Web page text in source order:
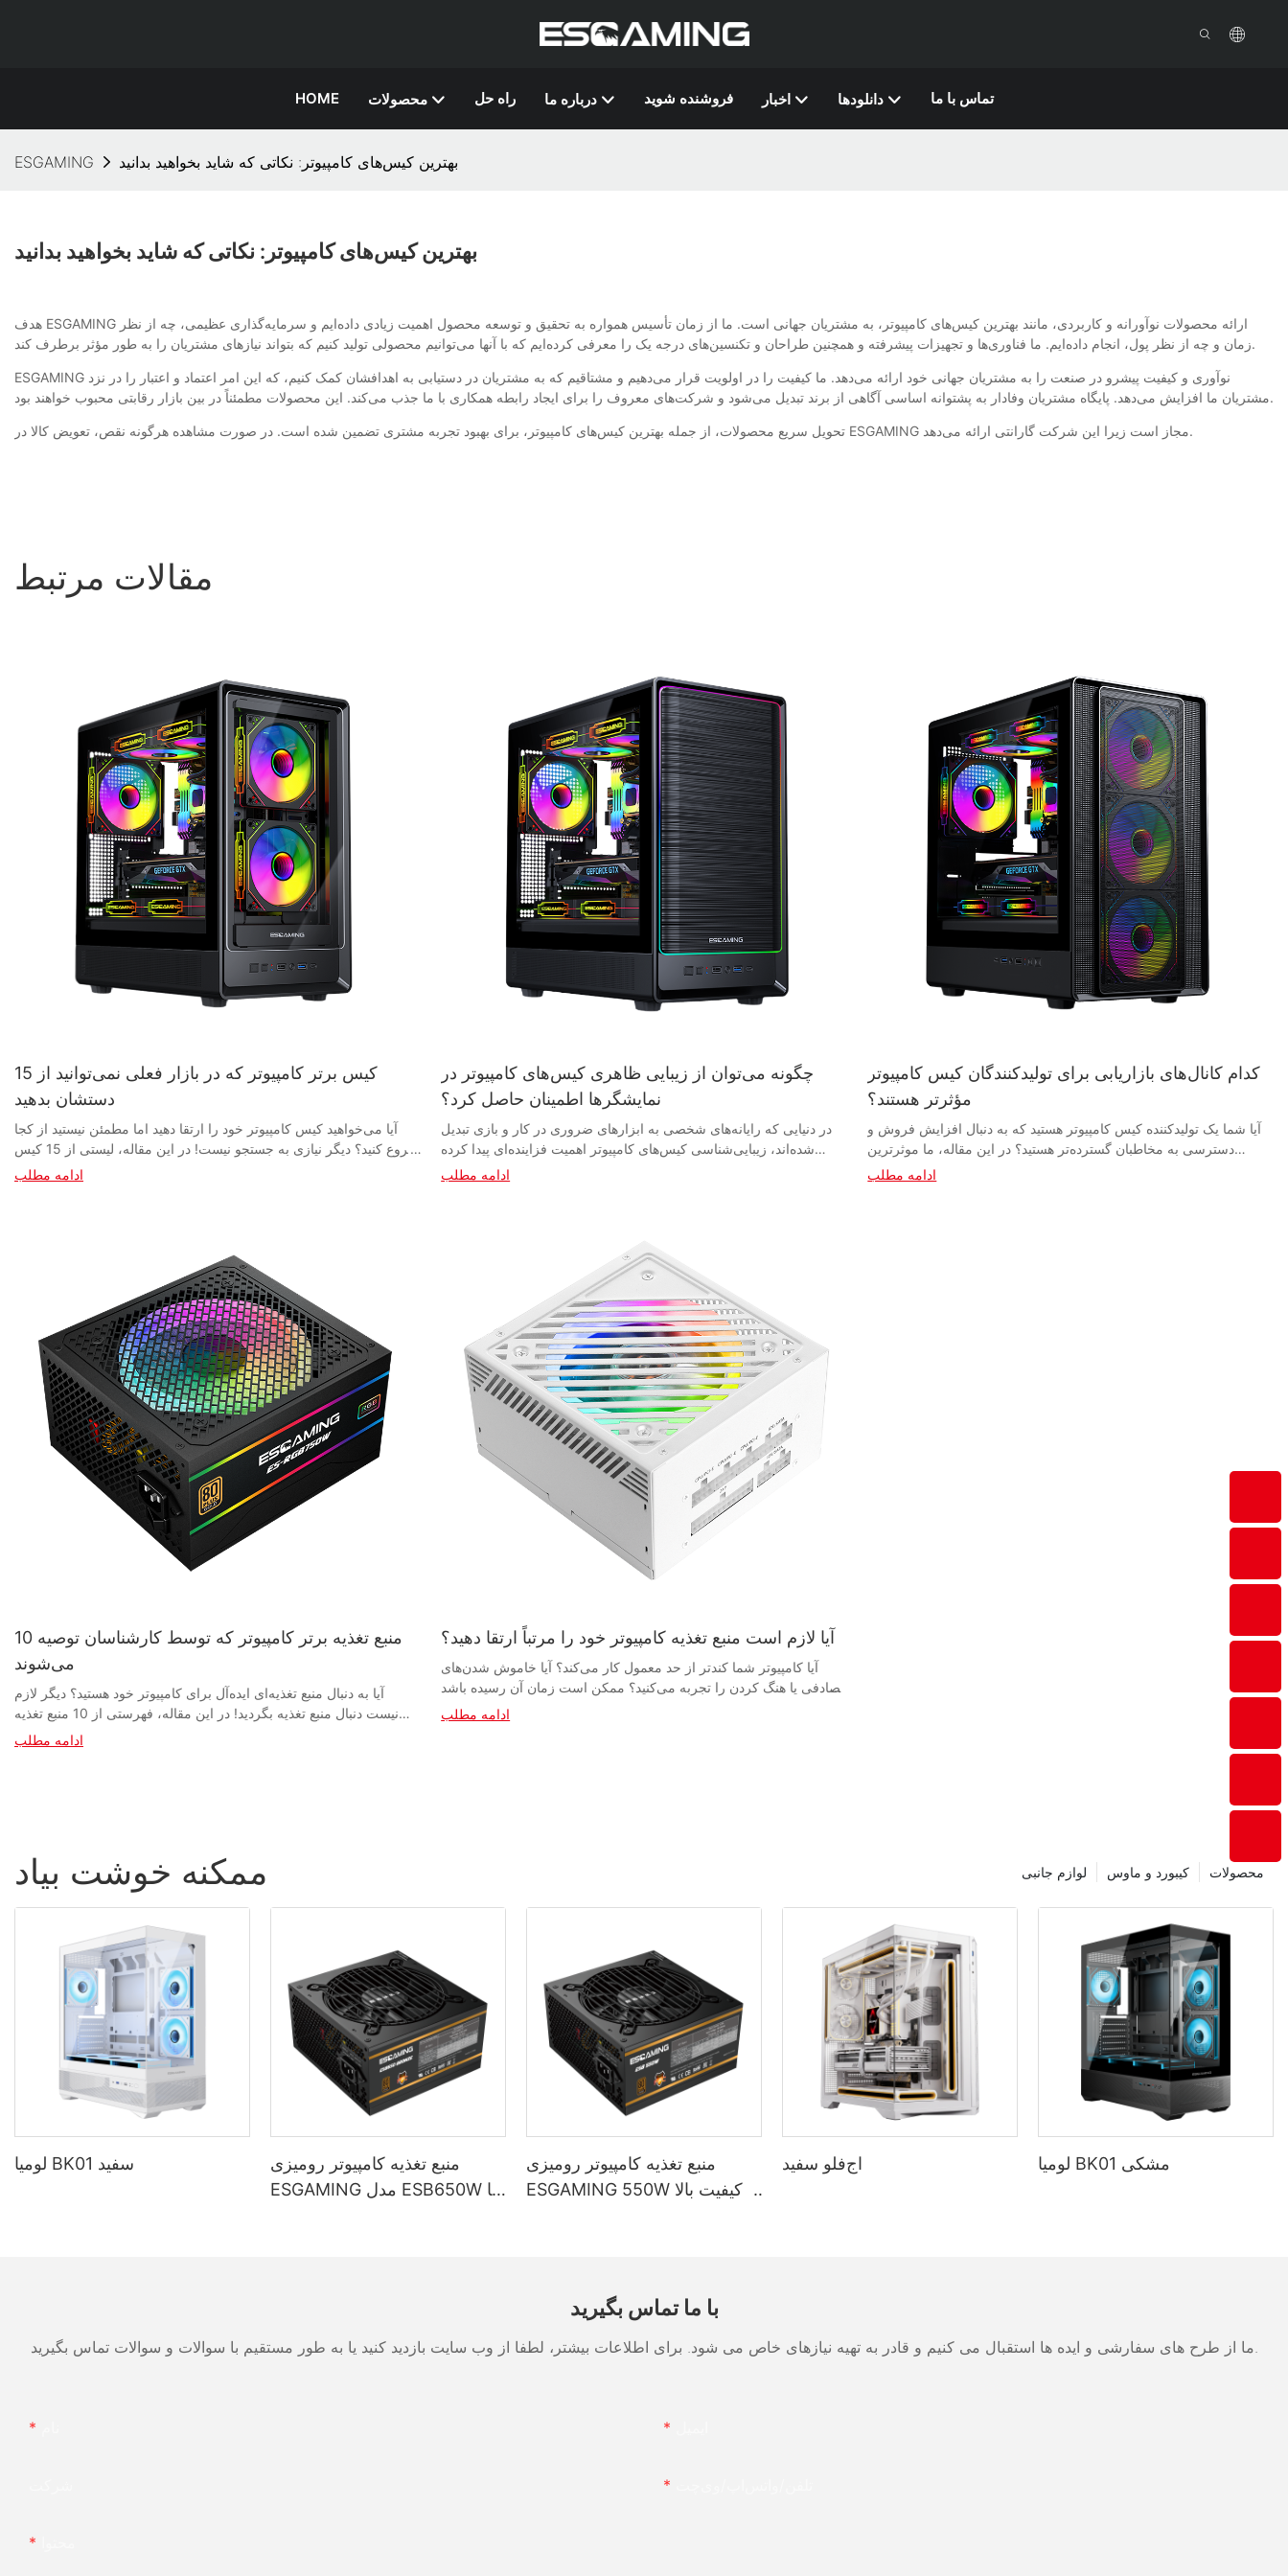
HOME محصولات راه حل درباره ما فروشنده شوید اخبار دانلودها تماس با ما
ESGAMING بهترین کیس‌های کامپیوتر: نکاتی که شاید بخواهید بدانید
بهترین کیس‌های کامپیوتر: نکاتی که شاید بخواهید بدانید
هدف ESGAMING ارائه محصولات نوآورانه و کاربردی، مانند بهترین کیس‌های کامپیوتر، به مشتریان جهانی است. ما از زمان تأسیس همواره به تحقیق و توسعه محصول اهمیت زیادی داده‌ایم و سرمایه‌گذاری عظیمی، چه از نظر
زمان و چه از نظر پول، انجام داده‌ایم. ما فناوری‌ها و تجهیزات پیشرفته و همچنین طراحان و تکنسین‌های درجه یک را معرفی کرده‌ایم که با آنها می‌توانیم محصولی تولید کنیم که بتواند نیازهای مشتریان را به طور مؤثر برطرف کند.
ESGAMING نوآوری و کیفیت پیشرو در صنعت را به مشتریان جهانی خود ارائه می‌دهد. ما کیفیت را در اولویت قرار می‌دهیم و مشتاقیم که به مشتریان در دستیابی به اهدافشان کمک کنیم، که این امر اعتماد و اعتبار را در نزد
مشتریان ما افزایش می‌دهد. پایگاه مشتریان وفادار به پشتوانه اساسی آگاهی از برند تبدیل می‌شود و شرکت‌های معروف را برای ایجاد رابطه همکاری با ما جذب می‌کند. این محصولات مطمئناً در بین بازار رقابتی محبوب خواهند بود.
تحویل سریع محصولات، از جمله بهترین کیس‌های کامپیوتر، برای بهبود تجربه مشتری تضمین شده است. در صورت مشاهده هرگونه نقص، تعویض کالا در ESGAMING مجاز است زیرا این شرکت گارانتی ارائه می‌دهد.
مقالات مرتبط
15 کیس برتر کامپیوتر که در بازار فعلی نمی‌توانید از
دستشان بدهید
آیا می‌خواهید کیس کامپیوتر خود را ارتقا دهید اما مطمئن نیستید از کجا شروع کنید؟ دیگر نیازی به جستجو نیست! در این مقاله، لیستی از 15 کیس برتر کامپیوتر را گردآوری کرده‌ایم که در بازار فعلی مطلقاً نمی‌توانید از دستشان بدهید. از طراحی‌های شیک و زیبا گرفته تا ویژگی‌ها و عملکردهای نوآورانه، این کیس‌ها مطمئناً تنظیمات کامپیوتر شما را به سطح بالاتری می‌برند. چه یک گیمر حرفه‌ای باشید، چه یک تولیدکننده محتوا یا صرفاً به دنبال ارتقاء ایستگاه کاری خود، در این لیست برای همه چیزی وجود دارد. پس، بنشینید، استراحت کنید و اجازه دهید ما شما را در مورد بهترین کیس‌های کامپیوتر موجود در بازار راهنمایی کنیم. - راهنمای انتخاب بهترین کیس کامپیوتر متناسب با نیازهای شما وقتی صحبت از ساخت یک کامپیوتر شخصی می‌شود، انتخاب کیس مناسب به اندازه انتخاب اجزایی که درون آن قرار می‌گیرند، مهم است. یک کیس کامپیوتر خوب نه تنها اجزای شما را ایمن و خنک نگه می‌دارد، بلکه به زیبایی کلی سیستم شما نیز می‌افزاید. با وجود گزینه‌های بسیار زیاد موجود در بازار فعلی، انتخاب بهترین کیس متناسب با نیازهایتان می‌تواند بسیار دشوار باشد. به همین دلیل ما لیستی از 15 کیس برتر کامپیوتر شخصی را گردآوری کرده‌ایم که به سادگی نمی‌توانید از آنها چشم‌پوشی کنید. هنگام انتخاب کیس کامپیوتر، عوامل مختلفی باید در نظر گرفته شوند. اول و مهمتر از همه، باید به اندازه سیستم خود فکر کنید. اگر قطعات زیادی دارید یا قصد دارید در آینده سیستم خود را ارتقا دهید، به کیس بزرگتری نیاز دارید که بتواند همه چیز را در خود جای دهد. از طرف دیگر، اگر در حال ساخت یک کامپیوتر جمع و جور هستید یا فضای محدودی دارید، یک کیس کوچکتر ممکن است مناسب تر باشد. یکی دیگر از عوامل مهم که باید در نظر گرفته شود، جریان هوا است. جریان هوای مناسب برای خنک نگه داشتن و عملکرد روان قطعات شما ضروری است. به دنبال کیس‌هایی با تهویه مناسب، تعداد زیادی پایه فن و فضای کافی برای خنک‌کننده CPU باشید. برخی از کیس‌ها همچنین دارای فیلترهای گرد و غبار داخلی هستند تا از تجمع گرد و غبار جلوگیری کرده و سیستم شما را تمیز نگه دارند. البته، زیبایی‌شناسی نیز هنگام انتخاب کیس کامپیوتر مهم است. با وجود گزینه‌های بسیار زیاد موجود، می‌توانید کیسی را پیدا کنید که با سبک شخصی شما مطابقت داشته باشد، چه ظاهری براق و مینیمالیستی را ترجیح دهید و چه طراحی جسورانه و چشم‌نواز. بسیاری از کیس‌ها همچنین دارای گزینه‌های نورپردازی RGB برای سفارشی کردن ظاهر سیستم شما هستند. وقتی صحبت از تولیدکنندگان کیس کامپیوتر می‌شود، چندین برند برتر وجود دارد که باید در نظر گرفته شوند. برخی از محبوب‌ترین تأمین‌کنندگان کیس کامپیوتر عبارتند از Corsair، NZXT، Cooler Master و Fractal Design. این تولیدکنندگان طیف گسترده‌ای از کیس‌ها را برای هر نیاز و بودجه‌ای ارائه می‌دهند، از گزینه‌های مقرون‌به‌صرفه گرفته تا کیس‌های رده بالا با ویژگی‌های پیشرفته. در پایان، انتخاب بهترین کیس کامپیوتر متناسب با نیازهای شما برای ساخت یک سیستم با کارایی بالا و ظاهری جذاب ضروری است. هنگام انتخاب کیس، عواملی مانند اندازه، جریان هوا و زیبایی را در نظر بگیرید و از تولیدکنندگان معتبر انتخاب کنید تا از کیفیت و قابلیت اطمینان اطمینان حاصل شود. با 15 کیس برتر کامپیوتر که در این مقاله ذکر شده است، مطمئناً کیس مناسبی را برای ساخت بعدی خود پیدا خواهید کرد. - ویژگی‌هایی که باید در یک کیس کامپیوتر با کیفیت بالا به دنبال آنها باشید وقتی صحبت از ساخت یک کامپیوتر شخصی با کیفیت بالا می‌شود، انتخاب کیس کامپیوتر مناسب ضروری است. کیس نه تنها تمام اجزای ارزشمند شما را در خود جای می‌دهد، بلکه نقش حیاتی در عملکرد و کارایی کلی سیستم شما نیز ایفا می‌کند. با وجود گزینه‌های بسیار زیاد موجود در بازار فعلی، تصمیم‌گیری در مورد اینکه کدام کیس کامپیوتر بهترین گزینه برای نیازهای شماست، می‌تواند بسیار دشوار باشد. در این مقاله، ویژگی‌های کلیدی مورد نظر در یک کیس کامپیوتر با کیفیت بالا را بررسی خواهیم کرد و 15 کیس برتر کامپیوتر را که نمی‌توانید از دست بدهید، برجسته خواهیم کرد. یکی از مهمترین عواملی که هنگام انتخاب کیس کامپیوتر باید در نظر بگیرید، جنس آن است. کیس‌های کامپیوتر با کیفیت بالا معمولاً از مواد بادوامی مانند فولاد، آلومینیوم یا شیشه سکوریت ساخته می‌شوند. این مواد نه تنها محافظت عالی برای قطعات شما فراهم می‌کنند، بلکه ظاهری شیک و زیبا نیز به سیستم شما می‌بخشند. یکی دیگر از ویژگی‌های کلیدی که باید در یک کیس کامپیوتر با کیفیت بالا به آن توجه کنید، گزینه‌های خنک‌کننده کارآمد است. کیس باید تهویه کافی برای کمک به دفع گرمای تولید شده توسط قطعات شما و همچنین پشتیبانی از چندین فن یا سیستم‌های خنک‌کننده مایع داشته باشد. جریان هوای مناسب برای جلوگیری از گرمای بیش از حد و اطمینان از عملکرد روان و کارآمد کامپیوتر شما ضروری است. علاوه بر گزینه‌های خنک‌کننده، مدیریت کابل یکی دیگر از عوامل مهم در نظر گرفتن در یک کیس کامپیوتر است. یک کیس با طراحی خوب، فضای کافی و گزینه‌های مسیریابی کابل داخلی خواهد داشت تا به مرتب و منظم نگه داشتن کابل‌های شما کمک کند. این امر نه تنها زیبایی کلی سیستم شما را بهبود می‌بخشد، بلکه جریان هوای بهتر و دسترسی آسان‌تر به قطعات شما را نیز فراهم می‌کند. هنگام خرید یک کیس کامپیوتر با کیفیت بالا، در نظر گرفتن اندازه و فرم فاکتوری که به بهترین وجه با نیازهای شما مطابقت دارد نیز مهم است. چه به دنبال یک کیس جمع و جور mini-ITX باشید و چه یک کیس فول تاور با فضای کافی برای گسترش، گزینه‌های متنوعی برای تطبیق با ساختار مورد نظر شما وجود دارد. علاوه بر این، شایان ذکر است که دسترسی و سهولت استفاده از یک کیس کامپیوتر شخصی نیز قابل توجه است. به دنبال کیس‌هایی باشید که طراحی بدون ابزار برای نصب و نگهداری آسان و همچنین دسترسی راحت به پورت‌های USB، جک‌های صوتی و سایر ویژگی‌های ضروری در پنل جلویی داشته باشند. هنگام انتخاب یک کیس کامپیوتر با کیفیت بالا، انتخاب یک تامین‌کننده یا سازنده معتبر کیس کامپیوتر ضروری است. به دنبال برندهایی باشید که سابقه اثبات‌شده‌ای در تولید کیس‌های قابل اعتماد و خوش‌ساخت دارند و حتماً نظرات را بخوانید و قیمت‌ها را مقایسه کنید تا بهترین گزینه را برای بودجه خود پیدا کنید. در پایان، هنگام خرید یک کیس کامپیوتر با کیفیت بالا، چندین ویژگی کلیدی وجود دارد که باید به آنها توجه کنید تا مطمئن شوید که بهترین ارزش را برای پول خود دریافت می‌کنید. از مواد بادوام و گزینه‌های خنک‌کننده کارآمد گرفته تا مدیریت کابل و فرم فاکتور، پیدا کردن کیس کامپیوتر مناسب می‌تواند تأثیر زیادی بر عملکرد و کارایی سیستم شما داشته باشد. با وجود بسیاری از کیس‌های برتر کامپیوتر موجود در بازار فعلی، حتماً تحقیق خود را انجام دهید و کیسی را انتخاب کنید که نیازها و ترجیحات خاص شما را برآورده کند. - برندهای برتر برای خرید کیس کامپیوتر هنگام ساخت یک کامپیوتر جدید، یکی از مهمترین اجزایی که باید در نظر گرفته شود، کیس کامپیوتر است. کیس نه تنها تمام سخت‌افزارهای ارزشمند شما را در خود جای می‌دهد، بلکه نقش مهمی در زیبایی‌شناسی و عملکرد کلی سیستم شما نیز ایفا می‌کند. با وجود گزینه‌های بسیار زیاد موجود در بازار فعلی، انتخاب بهترین کیس متناسب با نیازهایتان می‌تواند بسیار دشوار باشد. در این مقاله، 15 کیس برتر کامپیوتر را بررسی خواهیم کرد که به سادگی نمی‌توانید از دستشان بدهید. همچنین در مورد برخی از برندهای برتر که هنگام خرید کیس کامپیوتر باید در نظر بگیرید، بحث خواهیم کرد. ۱. کورسایر کورسیر (Corsair) یک برند شناخته شده در صنعت سخت‌افزار کامپیوتر است و کیس‌های کامپیوتر آنها نیز از این قاعده مستثنی نیستند. کورسیر با تمرکز بر کیفیت و نوآوری، طیف گسترده‌ای از کیس‌ها را برای هر نیازی ارائه می‌دهد. چه به دنبال یک طراحی شیک و مینیمالیستی باشید و چه به دنبال یک گزینه قوی‌تر و با امکانات بیشتر، کورسیر شما را پوشش می‌دهد.2. NZXT NZXT یکی دیگر از برندهای برتر است که هنگام خرید کیس کامپیوتر باید در نظر بگیرید. کیس‌های NZXT که به خاطر طراحی‌های شیک و مدرن خود شناخته می‌شوند، در بین گیمرها و علاقه‌مندان به کامپیوتر محبوب هستند. کیس‌های NZXT با ویژگی‌هایی مانند پنل‌های شیشه‌ای حرارت دیده، نورپردازی RGB و جریان هوای عالی، مطمئناً شما را تحت تأثیر قرار می‌دهند. ۳. طراحی فراکتال Fractal Design یک شرکت سوئدی است که به خاطر کیس‌های کامپیوتر با کیفیت بالا و مینیمالیستی خود شناخته شده است. کیس‌های Fractal Design با تمرکز بر کارایی و سادگی، برای کسانی که ظاهری تمیز و ساده را ترجیح می‌دهند، عالی هستند. چه در حال ساخت یک سیستم بازی باشید و چه یک ایستگاه کاری، Fractal Design کیسی دارد که متناسب با نیازهای شما باشد. ۴. فانتکس Phanteks یک بازیگر نسبتاً جدید در بازار کیس‌های کامپیوتر است، اما آنها به سرعت با طراحی‌های نوآورانه و کیفیت ساخت بالای خود نامی برای خود دست و پا کرده‌اند. کیس‌های Phanteks اغلب دارای ویژگی‌های منحصر به فردی مانند نورپردازی RGB یکپارچه، پنل‌های شیشه‌ای حرارت دیده و گزینه‌های عالی برای مدیریت کابل هستند. ۵. ترمالتیک ترمالتیک یک برند معتبر در صنعت سخت‌افزار کامپیوتر است و کیس‌های کامپیوتر آن نیز از این قاعده مستثنی نیستند. کیس‌های ترمالتیک با طیف گسترده‌ای از گزینه‌ها برای انتخاب، به دلیل کیفیت ساخت عالی و ویژگی‌های نوآورانه‌شان شناخته می‌شوند. چه به دنبال یک گزینه مقرون به صرفه باشید و چه یک کیس رده بالا با تمام امکانات، ترمالتیک برای هر سلیقه‌ای چیزی دارد. ۶. کولر مستر کولر مستر یکی دیگر از برندهای برتر است که هنگام خرید کیس کامپیوتر باید در نظر بگیرید. کیس‌های کولر مستر با تمرکز بر عملکرد و کارایی، در بین گیمرها و علاقه‌مندان به کامپیوتر محبوب هستند. از کیس‌های جمع و جور mini-ITX گرفته تا کیس‌های غول‌پیکر فول تاور، کولر مستر کیسی متناسب با هر سیستمی دارد. 7. لیان لی لیان لی یک تولیدکننده تایوانی است که به خاطر کیس‌های کامپیوتر رده بالا و ممتاز خود شناخته می‌شود. کیس‌های لیان لی با تمرکز بر مواد باکیفیت و ساخت حرفه‌ای، در بین علاقه‌مندانی که به زیبایی‌شناسی و عملکرد اهمیت می‌دهند، محبوب هستند. چه به دنبال یک کیس آلومینیومی براق باشید و چه یک طراحی شیشه‌ای حرارت‌دیده و زیبا، لیان لی چیزی برای شما دارد. ۸. این‌وین InWin یک تولیدکننده‌ی کیس کامپیوتر بوتیک است که به خاطر طراحی‌های منحصر به فرد و چشم‌نوازش شناخته می‌شود. کیس‌های InWin با تمرکز بر مواد اولیه‌ی مرغوب و ساخت حرفه‌ای، مورد علاقه‌ی کسانی هستند که می‌خواهند با ساخت خود، نظر دیگران را جلب کنند. چه یک گیمر، تولیدکننده‌ی محتوا یا علاقه‌مند به کامپیوتر باشید، InWin کیسی دارد که با سلیقه‌ی شما مطابقت دارد. ۹. سیلور استون سیلورستون یک برند شناخته شده در صنعت سخت‌افزار کامپیوتر است و کیس‌های کامپیوتر آنها نیز از این قاعده مستثنی نیستند. سیلورستون با تمرکز بر کیفیت و نوآوری، طیف گسترده‌ای از کیس‌ها را برای هر نیازی ارائه می‌دهد. چه به دنبال یک کیس جمع و جور mini-ITX باشید و چه یک کیس فول تاور رده بالا، سیلورستون همه نیازهای شما را برآورده می‌کند. ۱۰. ساکت باش! be quiet! یک شرکت آلمانی است که به خاطر کیس‌های کامپیوتر با کیفیت بالا و بی‌صدای خود شناخته شده است. کیس‌های be quiet! با تمرکز بر کاهش نویز و عملکرد خنک‌کننده، برای کسانی که به دنبال یک ساختار بی‌صدا و کارآمد هستند، ایده‌آل هستند. چه یک گیمر باشید و چه یک تولیدکننده محتوا، be quiet! کیسی دارد که نیازهای شما را برآورده می‌کند. ۱۱. کولر مستر کولر مستر یک برند معتبر در صنعت سخت‌افزار کامپیوتر است و کیس‌های کامپیوتر آنها نیز از این قاعده مستثنی نیستند. کیس‌های کولر
ادامه مطلب
چگونه می‌توان از زیبایی ظاهری کیس‌های کامپیوتر در
نمایشگرها اطمینان حاصل کرد؟
در دنیایی که رایانه‌های شخصی به ابزارهای ضروری در کار و بازی تبدیل شده‌اند، زیبایی‌شناسی کیس‌های کامپیوتر اهمیت فزاینده‌ای پیدا کرده است. یک کیس کامپیوتر با طراحی خوب نه تنها عملکرد و کارایی سیستم کامپیوتری شما را افزایش می‌دهد، بلکه به فضای کاری یا تنظیمات بازی شما جلوه‌ای از سبک می‌بخشد. در این مقاله، جدیدترین روندها و نکات مربوط به چگونگی تضمین جذابیت زیبایی‌شناختی کیس‌های کامپیوتر در نمایشگرها را بررسی خواهیم کرد و به شما کمک می‌کنیم تجربه محاسباتی خود را به سطح بالاتری ارتقا دهید. - انتخاب اندازه و شکل مناسب کیس کامپیوتر برای نمایشگر وقتی صحبت از ساخت یک کامپیوتر شخصی سفارشی می‌شود، یکی از مهم‌ترین تصمیماتی که باید بگیرید، انتخاب اندازه و شکل مناسب کیس کامپیوتر برای نمایش است. زیبایی ظاهری کیس کامپیوتر شما می‌تواند تفاوت زیادی در ظاهر سیستم شما ایجاد کند و حتی می‌تواند بر عملکرد کلی سیستم شما تأثیر بگذارد. اولین نکته‌ای که هنگام انتخاب کیس کامپیوتر برای نمایش باید در نظر بگیرید، اندازه آن است. کیس‌های کامپیوتر در اندازه‌های مختلفی عرضه می‌شوند، از کیس‌های کوچک که برای فضاهای تنگ مناسب هستند تا کیس‌های تمام قد که فضای زیادی برای قطعات و خنک‌کننده ارائه می‌دهند. اندازه کیس کامپیوتر شما نه تنها بر ظاهر سیستم شما تأثیر می‌گذارد، بلکه بر سهولت کار و ارتقاء آن در آینده نیز تأثیر می‌گذارد. یکی دیگر از عوامل مهم که باید در نظر گرفته شود، شکل کیس کامپیوتر است. برخی از کیس‌ها شکل جعبه‌ای سنتی‌تری دارند، در حالی که برخی دیگر طرح‌های منحصر به فردی با لبه‌های زاویه‌دار یا منحنی‌های براق دارند. شکل کیس کامپیوتر شما می‌تواند تأثیر زیادی بر نحوه نمایش آن داشته باشد، بنابراین انتخاب طرحی که با سبک شخصی شما مطابقت داشته باشد، مهم است. هنگام انتخاب یک کیس کامپیوتر برای نمایش، در نظر گرفتن زیبایی ظاهری کلی کیس نیز مهم است. برخی از کیس‌های کامپیوتر دارای پنل‌های شیشه‌ای حرارت دیده هستند که اجزای داخلی را به نمایش می‌گذارند، در حالی که برخی دیگر دارای نورپردازی RGB هستند که می‌توان آن‌ها را متناسب با سیستم شما تنظیم کرد. طراحی کلی کیس، از جمله رنگ و جنس آن، می‌تواند بر نحوه نمایش آن در صفحه نمایش تأثیر بگذارد. اگر در مورد اندازه و شکل کیس کامپیوتر برای نمایش مطمئن نیستید، مشورت با یک تامین‌کننده یا سازنده کیس کامپیوتر می‌تواند مفید باشد. آنها می‌توانند در مورد اینکه کدام کیس‌ها برای نمایش مناسب‌تر هستند، مشاوره ارائه دهند و همچنین بر اساس نیازها و ترجیحات خاص شما توصیه‌هایی ارائه دهند. در پایان، انتخاب اندازه و شکل مناسب کیس کامپیوتر برای نمایش، تصمیمی مهم است که می‌تواند تأثیر زیادی بر زیبایی کلی سیستم شما داشته باشد. با در نظر گرفتن عواملی مانند اندازه، شکل و طراحی، می‌توانید اطمینان حاصل کنید که سیستم کامپیوتر شما به همان اندازه که عملکرد خوبی دارد، ظاهر خوبی هم دارد. مشاوره با یک تأمین‌کننده یا سازنده کیس کامپیوتر نیز می‌تواند به شما در تصمیم‌گیری آگاهانه‌ای که متناسب با سبک شخصی شما باشد، کمک کند. - ترکیب طرح‌ها و رنگ‌های شیک در عصر دیجیتال امروز، اهمیت یک کیس کامپیوتر با ظاهر جذاب را نمی‌توان دست کم گرفت. این کیس نه تنها برخی از ارزشمندترین اجزای یک کامپیوتر را در خود جای می‌دهد، بلکه به عنوان بازتابی از سبک و شخصیت کاربر نیز عمل می‌کند. با ظهور کامپیوترهای شخصی سفارشی و افزایش محبوبیت سیستم‌های بازی، زیبایی‌شناسی کیس‌های کامپیوتر بیش از هر زمان دیگری اهمیت پیدا کرده است. وقتی صحبت از زیبایی ظاهری کیس‌های کامپیوتر در نمایشگرها می‌شود، یکی از عوامل کلیدی که باید در نظر گرفته شود، ترکیب طرح‌ها و رنگ‌های شیک است. یک کیس کامپیوتر با طراحی خوب می‌تواند ظاهر کلی یک کامپیوتر را ارتقا دهد و آن را از بقیه متمایز کند. چه شما یک تأمین‌کننده کیس کامپیوتر باشید و چه تولیدکننده، در اینجا چند نکته برای کمک به شما در ایجاد کیس‌های کامپیوتر با ظاهری جذاب که توجه مصرف‌کنندگان را جلب می‌کند، آورده شده است: ۱. طرح‌های شیک و مدرن هنگام طراحی کیس کامپیوتر، در نظر گرفتن زیبایی‌شناسی کلی محصول بسیار مهم است. طرح‌های شیک و مدرن در حال حاضر مد هستند و خطوط تمیز و زیبایی‌شناسی مینیمالیستی بر بازار تسلط دارند. گنجاندن این عناصر طراحی در کیس‌های کامپیوتر شما، آنها را پیچیده‌تر و جذاب‌تر برای مخاطبان گسترده‌تری می‌کند. ۲. ویژگی‌های منحصر به فرد علاوه بر طراحی‌های شیک، گنجاندن ویژگی‌های منحصر به فرد در کیس‌های کامپیوتر می‌تواند آنها را از رقبا متمایز کند. چه نورپردازی RGB باشد، چه پنل‌های شیشه‌ای حرارت دیده یا اجزای قابل تنظیم، اضافه کردن ویژگی‌های خاص به کیس‌های کامپیوتر شما می‌تواند جذابیت بصری آنها را افزایش داده و آنها را برای مصرف‌کنندگان جذاب‌تر کند. ۳. طرح‌های رنگی انتخاب طرح رنگ مناسب برای کیس کامپیوتر در افزایش جذابیت ظاهری آن بسیار مهم است. رنگ‌های جسورانه و پر جنب و جوش می‌توانند کیس کامپیوتر را برجسته و جلب توجه کنند، در حالی که رنگ‌های ملایم‌تر و خنثی‌تر می‌توانند ظاهری پیچیده‌تر به آن ببخشند. در نظر گرفتن ترجیحات مخاطب هدف خود هنگام انتخاب طرح رنگ برای کیس‌های کامپیوترتان مهم است. ۴. قابلیت سفارشی‌سازی ارائه گزینه‌های قابل تنظیم برای کیس‌های کامپیوتر شخصی می‌تواند جذابیت زیبایی‌شناختی آنها را نیز افزایش دهد. اجازه دادن به مصرف‌کنندگان برای انتخاب رنگ، طرح و ویژگی‌های دلخواه خود می‌تواند یک تجربه شخصی‌سازی‌شده‌تر ایجاد کند و کیس کامپیوتر را واقعاً منحصر به فرد برای صاحبش کند. این سطح از سفارشی‌سازی می‌تواند کیس‌های کامپیوتر شما را از سایر کیس‌های موجود در بازار متمایز کند و مخاطبان خاصی از مصرف‌کنندگان را که به دنبال چیزی واقعاً خاص هستند، جذب کند. در پایان، گنجاندن طرح‌ها و رنگ‌های شیک در کیس‌های کامپیوتر شخصی برای تضمین زیبایی ظاهری آنها در نمایشگرها ضروری است. به عنوان یک تأمین‌کننده یا تولیدکننده کیس کامپیوتر شخصی، مهم است که از آخرین روندها جلوتر باشید و محصولات نوآورانه و جذاب از نظر بصری را برای جذب مصرف‌کنندگان ارائه دهید. با پیروی از این نکات و تمرکز بر طراحی و ظاهر کلی کیس‌های کامپیوتر شخصی خود، می‌توانید محصولاتی تولید کنید که نه تنها کاربردی، بلکه از نظر بصری نیز خیره‌کننده باشند. به یاد داشته باشید، یک کیس کامپیوتر با طراحی خوب می‌تواند در بهبود ظاهر کلی یک کامپیوتر و ایجاد تأثیر ماندگار بر مصرف‌کنندگان، تفاوت زیادی ایجاد کند. - استفاده از مدیریت کابل برای ظاهری تمیز و منظم در عصر دیجیتال امروز، یک کیس کامپیوتر فقط یک ضرورت کاربردی برای جا دادن قطعات کامپیوتر شما نیست - بلکه یک عنصر کلیدی در ایجاد یک نمایش بصری جذاب نیز هست. با ظهور کامپیوترهای شخصی سفارشی و افزایش محبوبیت نمایش آنها در رویدادهای بازی، مهمانی‌های LAN و حتی در محیط‌های حرفه‌ای، اطمینان از اینکه کیس کامپیوتر شما نه تنها عملکرد خوبی دارد، بلکه از نظر ظاهری نیز عالی است، بیش از هر زمان دیگری اهمیت پیدا کرده است. یکی از موثرترین راه‌ها برای افزایش جذابیت ظاهری کیس‌های کامپیوتر در نمایشگرها، استفاده از تکنیک‌های مدیریت کابل است. انبوهی از کابل‌ها نه تنها می‌تواند کامپیوتر شما را نامرتب و غیرحرفه‌ای نشان دهد، بلکه می‌تواند مانع جریان هوا شده و به طور بالقوه بر عملکرد اجزای شما تأثیر بگذارد. با صرف وقت برای مدیریت و سازماندهی صحیح کابل‌ها، می‌توانید به ظاهری تمیز و منظم دست یابید که فوراً ظاهر کلی کیس کامپیوتر شما را ارتقا می‌دهد. وقتی صحبت از مدیریت کابل می‌شود، چند نکته کلیدی وجود دارد که باید در نظر داشته باشید. اول و مهمتر از همه، روی یک کیس کامپیوتر شخصی سرمایه‌گذاری کنید که با در نظر گرفتن مدیریت کابل طراحی شده باشد. به دنبال کیس‌هایی باشید که دارای گزینه‌های مسیریابی کابل داخلی مانند حلقه‌های لاستیکی، نقاط اتصال کابل و فضای کافی در پشت سینی مادربرد برای مسیریابی کابل‌ها باشند. این ویژگی‌ها می‌توانند مرتب و منظم نگه داشتن کابل‌های شما را بسیار آسان‌تر کنند. علاوه بر این، سرمایه‌گذاری روی لوازم جانبی مدیریت کابل مانند بست‌های کابل، تسمه‌های ولکرو و غلاف‌های مدیریت کابل را در نظر بگیرید. این ابزارها می‌توانند به شما کمک کنند تا کابل‌های خود را به طور مؤثرتری دسته‌بندی و مسیریابی کنید و آنها را از دید و سر راه خود دور نگه دارید. همچنین می‌توانید از کابل‌های رنگی یا گیره‌های کابل برای سازماندهی بیشتر و متمایز کردن کابل‌های خود استفاده کنید و شناسایی و عیب‌یابی هرگونه مشکلی که ممکن است پیش بیاید را آسان‌تر کنید. وقتی صحبت از انتخاب یک تأمین‌کننده یا سازنده کیس کامپیوتر می‌شود، به دنبال شرکت‌هایی باشید که مدیریت کابل را در طراحی‌های خود در اولویت قرار می‌دهند. یک تأمین‌کننده معتبر کیس کامپیوتر، طیف وسیعی از کیس‌ها را با ویژگی‌های پیشرفته مدیریت کابل ارائه می‌دهد و تضمین می‌کند که می‌توانید کیسی را پیدا کنید که نیازهای زیبایی‌شناختی و عملکردی شما را برآورده کند. علاوه بر این، برای راهنمایی و مشاوره در مورد نحوه مدیریت مؤثر کابل‌های خود در طرح‌های خاص کیس، با سازنده تماس بگیرید. در نهایت، با اولویت دادن به مدیریت کابل‌ها در نمایشگر کیس کامپیوتر خود، می‌توانید ظاهری تمیز و منظم ایجاد کنید که بینندگان را تحت تأثیر قرار دهد و توجه شما را به جزئیات نشان دهد. با ابزار، تکنیک‌های مناسب و کمی صبر، می‌توانید اطمینان حاصل کنید که کیس کامپیوتر شما نه تنها عملکرد خوبی دارد، بلکه در هر محیط نمایشی نیز برجسته است. بنابراین همین امروز برای مدیریت صحیح کابل‌های خود وقت بگذارید و جذابیت زیبایی‌شناختی کیس کامپیوتر خود را افزایش دهید. - افزایش جذابیت ظاهری با نورپردازی RGB و گزینه‌های سفارشی‌سازی وقتی صحبت از نمایش کیس‌های کامپیوتر در ویترین‌ها می‌شود، تمرکز بر افزایش جذابیت ظاهری با کمک نورپردازی RGB و گزینه‌های سفارشی‌سازی بسیار مهم است. تأثیر بصری یک کیس کامپیوتر می‌تواند تفاوت قابل توجهی در جذب مشتری و متمایز شدن در بازار رقابتی ایجاد کند. در این مقاله، بررسی خواهیم کرد که چگونه تولیدکنندگان و تأمین‌کنندگان کیس کامپیوتر می‌توانند از طریق انتخاب‌های طراحی نوآورانه و ویژگی‌های قابل تنظیم، جذابیت ظاهری محصولات خود را تضمین کنند. یکی از عوامل کلیدی در افزایش جذابیت ظاهری کیس‌های کامپیوتر، استفاده از نورپردازی RGB است. نورپردازی RGB به یک روند محبوب در جامعه بازی و ساخت کامپیوتر تبدیل شده است، زیرا امکان رنگ‌های بی‌پایان و گزینه‌های سفارشی‌سازی را فراهم می‌کند. با گنجاندن نورپردازی RGB در طراحی‌های خود، تولیدکنندگان کیس کامپیوتر می‌توانند نمایشگرهای چشم‌نوازی ایجاد کنند که توجه را جلب کرده و تأثیر ماندگاری بر مشتریان بگذارد. علاوه بر نورپردازی RGB، گزینه‌های سفارشی‌سازی نقش مهمی در تضمین جذابیت زیبایی‌شناختی کیس‌های کامپیوتر دارند. مشتریان به طور فزاینده‌ای به دنبال گزینه‌های منحصر به فرد و شخصی‌سازی شده در ساخت کامپیوتر خود هستند و تولیدکنندگان باید به این خواسته‌ها پاسخ دهند. ارائه ویژگی‌های قابل تنظیم مانند پنل‌های قابل تعویض، اجزای ماژولار و طرح‌های رنگی قابل تنظیم می‌تواند به تولیدکنندگان کیس کامپیوتر کمک کند تا محصولات خود را متمایز کرده و طیف وسیع‌تری از مشتریان را جذب کنند. وقتی صحبت از انتخاب تأمین‌کننده یا تولیدکننده مناسب کیس کامپیوتر می‌شود، در نظر گرفتن قابلیت‌های طراحی و گزینه‌های سفارشی‌سازی آنها ضروری است. به دنبال تأمین‌کنندگانی باشید که طیف گسترده‌ای از گزینه‌های سفارشی‌سازی، از جمله نورپردازی RGB، اجزای ماژولار و پنل‌های قابل تعویض را ارائه می‌دهند. علاوه بر این، کیفیت محصولات و مواد مورد استفاده در ساخت آنها را در نظر بگیرید تا مطمئن شوید که نمایشگرهای شما به دلایل م
ادامه مطلب
کدام کانال‌های بازاریابی برای تولیدکنندگان کیس کامپیوتر
مؤثرتر هستند؟
آیا شما یک تولیدکننده کیس کامپیوتر هستید که به دنبال افزایش فروش و دسترسی به مخاطبان گسترده‌تر هستید؟ در این مقاله، ما موثرترین کانال‌های بازاریابی برای تولیدکنندگان کیس کامپیوتر را بررسی می‌کنیم. کشف کنید که کدام استراتژی‌ها می‌توانند به شما در ارتباط با بازار هدف و افزایش آگاهی از برند در صنعت رقابتی فناوری کمک کنند. - چرا کانال‌های بازاریابی برای تولیدکنندگان کیس کامپیوتر بسیار مهم هستند؟ در دنیای پرسرعت و مبتنی بر فناوری امروز، کیس‌های کامپیوتر به یک جزء ضروری برای هر کسی که به دنبال ساخت کامپیوتر سفارشی خود است، تبدیل شده‌اند. با وجود گزینه‌های بی‌شماری که در بازار موجود است، برای تولیدکنندگان کیس کامپیوتر، متمایز شدن و رسیدن به مخاطبان هدف خود می‌تواند چالش‌برانگیز باشد. اینجاست که کانال‌های بازاریابی وارد عمل می‌شوند، زیرا آنها برای تولیدکنندگان کیس کامپیوتر بسیار مهم هستند تا محصولات خود را به طور مؤثر تبلیغ کنند و مشتریان را جذب کنند. یکی از مؤثرترین کانال‌های بازاریابی برای تولیدکنندگان کیس کامپیوتر، رسانه‌های اجتماعی هستند. با میلیون‌ها کاربر فعال در پلتفرم‌هایی مانند فیس‌بوک، اینستاگرام و توییتر، رسانه‌های اجتماعی فرصتی بی‌نظیر برای تولیدکنندگان فراهم می‌کنند تا محصولات خود را به مخاطبان گسترده‌ای نشان دهند. تولیدکنندگان با ایجاد پست‌های جذاب بصری و محتوای جذاب، می‌توانند ویژگی‌ها و مزایای کلیدی کیس‌های کامپیوتر خود را به طور مؤثر به مشتریان بالقوه منتقل کنند. رسانه‌های اجتماعی همچنین به تولیدکنندگان این امکان را می‌دهند که با مشتریان تعامل داشته باشند، بازخورد جمع‌آوری کنند و دنبال‌کنندگان وفاداری ایجاد کنند. علاوه بر رسانه‌های اجتماعی، بهینه‌سازی موتور جستجو (SEO) یکی دیگر از کانال‌های مهم بازاریابی برای تولیدکنندگان کیس کامپیوتر است. تولیدکنندگان با بهینه‌سازی وب‌سایت و محتوای خود برای موتورهای جستجو مانند گوگل، می‌توانند میزان دیده شدن خود را به صورت آنلاین افزایش داده و ترافیک ارگانیک بیشتری را به سایت خود جذب کنند. تولیدکنندگان با استفاده از کلمات کلیدی مرتبط مانند "کیس کامپیوتر، تأمین‌کننده کیس کامپیوتر، تولیدکننده کیس کامپیوتر"، می‌توانند رتبه‌بندی موتورهای جستجو را بهبود بخشیده و به مشتریانی که به طور فعال به دنبال کیس کامپیوتر هستند، دسترسی پیدا کنند. بازاریابی ایمیلی یکی دیگر از کانال‌های بازاریابی مؤثر برای تولیدکنندگان کیس کامپیوتر است. با ایجاد یک لیست ایمیل از مشتریان بالقوه و ارسال منظم خبرنامه‌ها و تبلیغات، تولیدکنندگان می‌توانند در صدر توجه مشتریان باقی بمانند و مشتریان را به خرید مجدد ترغیب کنند. بازاریابی ایمیلی همچنین به تولیدکنندگان این امکان را می‌دهد که پیام‌های خود را شخصی‌سازی کرده و بخش‌های خاصی از مشتریان را بر اساس ترجیحات و رفتار خرید آنها هدف قرار دهند. علاوه بر این کانال‌های بازاریابی دیجیتال، کانال‌های بازاریابی سنتی مانند نمایشگاه‌های تجاری، رویدادهای صنعتی و تبلیغات چاپی نیز می‌توانند برای تولیدکنندگان کیس کامپیوتر مؤثر باشند. تولیدکنندگان با نمایش محصولات خود در نمایشگاه‌ها و رویدادهای تجاری، می‌توانند با متخصصان صنعت ارتباط برقرار کنند، آگاهی از برند ایجاد کنند و مشتریان بالقوه ایجاد کنند. تبلیغات چاپی در نشریات و مجلات صنعتی نیز می‌تواند به تولیدکنندگان کمک کند تا به مخاطبان هدفمند علاقه‌مندان به کامپیوتر و گیمرها دسترسی پیدا کنند. به طور کلی، کانال‌های بازاریابی نقش حیاتی در موفقیت تولیدکنندگان کیس کامپیوتر دارند. تولیدکنندگان با بهره‌گیری از ترکیبی از رسانه‌های اجتماعی، سئو، بازاریابی ایمیلی و کانال‌های بازاریابی سنتی، می‌توانند محصولات خود را به طور مؤثر تبلیغ کنند، به مخاطبان هدف خود برسند و فروش را افزایش دهند. در یک بازار رقابتی که نوآوری و طراحی از عوامل اصلی تمایز هستند، برای تولیدکنندگان کیس کامپیوتر ضروری است که در کانال‌های بازاریابی سرمایه‌گذاری کنند که به آنها کمک می‌کند تا متمایز شوند و مشتریان را جذب کنند. - تجزیه و تحلیل اثربخشی کانال‌های مختلف بازاریابی برای تولیدکنندگان کیس کامپیوتر در دنیای پرشتاب و بسیار رقابتی سخت‌افزار کامپیوتر، تولیدکنندگان کیس کامپیوتر با چالش مداوم دسترسی مؤثر به مصرف‌کنندگان هدف و تبلیغ محصولات خود مواجه هستند. با افزایش محبوبیت بازی‌های کامپیوتری و ظهور کامپیوترهای شخصی سفارشی، تقاضا برای کیس‌های کامپیوتر با کیفیت بالا و از نظر زیبایی‌شناسی هرگز تا این حد بالا نبوده است. برای موفقیت در این بازار رقابتی، بسیار مهم است که تولیدکنندگان کیس کامپیوتر از کانال‌های بازاریابی متنوعی برای نمایش محصولات خود و جذب مخاطبان هدف خود استفاده کنند. یکی از مؤثرترین کانال‌های بازاریابی برای تولیدکنندگان کیس کامپیوتر، رسانه‌های اجتماعی است. پلتفرم‌هایی مانند اینستاگرام، توییتر و فیس‌بوک به تولیدکنندگان این امکان را می‌دهند که جدیدترین محصولات خود را به نمایش بگذارند، با دنبال‌کنندگان خود تعامل داشته باشند و حس تعلق به جامعه را در بین علاقه‌مندان به کامپیوتر ایجاد کنند. تولیدکنندگان با ارسال منظم تصاویر و ویدیوهای با کیفیت بالا از کیس‌های کامپیوتر خود، می‌توانند توجه مشتریان بالقوه را جلب کرده و برند خود را به رسمیت بشناسانند. همکاری با اینفلوئنسرها و حمایت مالی از رویدادهای بازی می‌تواند باعث افزایش بیشتر دیده شدن و دسترسی در جامعه بازی‌های کامپیوتری شود. علاوه بر رسانه‌های اجتماعی، بهینه‌سازی موتور جستجو (SEO) نقش مهمی در کمک به تولیدکنندگان کیس کامپیوتر برای دسترسی به مشتریان بالقوه آنلاین ایفا می‌کند. تولیدکنندگان با بهینه‌سازی وب‌سایت‌های خود با کلمات کلیدی مرتبط مانند "کیس کامپیوتر" و "تولیدکننده کیس کامپیوتر"، می‌توانند رتبه‌بندی موتورهای جستجو را بهبود بخشیده و ترافیک ارگانیک را به سایت‌های خود هدایت کنند. اجرای یک استراتژی قوی بازاریابی محتوا، شامل پست‌های وبلاگ، مطالعات موردی و بررسی محصولات، همچنین می‌تواند به تولیدکنندگان کمک کند تا خود را به عنوان متخصص در صنعت معرفی کرده و مشتریانی را که به دنبال اطلاعات در مورد کیس‌های کامپیوتر هستند، جذب کنند. یکی دیگر از کانال‌های بازاریابی مؤثر برای تولیدکنندگان کیس کامپیوتر، بازاریابی ایمیلی است. با ایجاد یک لیست ایمیل هدفمند از علاقه‌مندان به کامپیوتر و ارسال منظم خبرنامه‌ها و پیشنهادات تبلیغاتی، تولیدکنندگان می‌توانند در ذهن مشتریان خود باقی بمانند و آنها را به خریدهای مکرر تشویق کنند. ارائه تخفیف‌های ویژه، پیش‌نمایش محصولات آینده و توصیه‌های شخصی‌سازی‌شده بر اساس ترجیحات مشتری می‌تواند به تولیدکنندگان کمک کند تا روابط محکمی با مشتریان خود برقرار کنند و وفاداری به برند را افزایش دهند. علاوه بر این، همکاری با تأمین‌کنندگان کیس کامپیوتر و خرده‌فروشان می‌تواند به تولیدکنندگان کمک کند تا دامنه فعالیت خود را گسترش داده و به بازارهای جدید دسترسی پیدا کنند. تولیدکنندگان با همکاری با پلتفرم‌های آنلاین محبوب مانند Newegg، Amazon و Best Buy می‌توانند محصولات خود را به مخاطبان گسترده‌تری نمایش دهند و از پایگاه مشتریان تثبیت‌شده خرده‌فروشان بهره‌مند شوند. شرکت در نمایشگاه‌های تجاری، رویدادهای صنعتی و رونمایی از محصولات نیز می‌تواند به تولیدکنندگان کمک کند تا با شرکای بالقوه ارتباط برقرار کرده و در مورد جدیدترین محصولات خود سر و صدا ایجاد کنند. در نتیجه، اثربخشی کانال‌های بازاریابی برای تولیدکنندگان کیس کامپیوتر در نهایت به توانایی آنها در تعامل با مخاطبان هدف، نمایش مؤثر محصولاتشان و ایجاد آگاهی قوی از برند بستگی دارد. تولیدکنندگان کیس کامپیوتر با استفاده از ترکیبی از رسانه‌های اجتماعی، سئو، بازاریابی ایمیلی و مشارکت با تأمین‌کنندگان و خرده‌فروشان، می‌توانند میزان دیده شدن خود را افزایش دهند، مشتریان جدید جذب کنند و خود را در یک بازار شلوغ متمایز کنند. در نهایت، کلید موفقیت در درک ترجیحات و رفتارهای علاقه‌مندان به کامپیوتر و تطبیق استراتژی‌های بازاریابی برای برآوردن نیازهای آنها نهفته است. - نقش بازاریابی دیجیتال در تبلیغ کیس‌های کامپیوتر شخصی در چشم‌انداز دیجیتالِ همواره در حال تکامل امروزی، نقش بازاریابی دیجیتال در تبلیغ کیس‌های کامپیوتر شخصی برای تولیدکنندگان و تأمین‌کنندگان این صنعت به طور فزاینده‌ای حیاتی شده است. با افزایش تقاضا برای کیس‌های کامپیوتر شخصی با کیفیت بالا و نوآورانه، ضروری است که شرکت‌ها به طور مؤثر از کانال‌های مختلف بازاریابی دیجیتال برای دستیابی به مخاطبان هدف خود و افزایش فروش استفاده کنند. یکی از مؤثرترین کانال‌های بازاریابی دیجیتال برای تولیدکنندگان کیس کامپیوتر، رسانه‌های اجتماعی است. پلتفرم‌هایی مانند فیس‌بوک، اینستاگرام و توییتر فرصتی بی‌نظیر برای نمایش جدیدترین محصولات، تعامل با مشتریان و ایجاد آگاهی از برند فراهم می‌کنند. تولیدکنندگان می‌توانند با ایجاد محتوای جذاب، به اشتراک گذاشتن نظرات مشتریان و اجرای تبلیغات هدفمند، کیس‌های کامپیوتر خود را به طور مؤثر به مخاطبان گسترده‌ای از مصرف‌کنندگان آشنا به فناوری معرفی کنند. یکی دیگر از کانال‌های مهم بازاریابی دیجیتال برای تولیدکنندگان کیس کامپیوتر، بهینه‌سازی موتور جستجو (SEO) است. شرکت‌ها با بهینه‌سازی وب‌سایت خود برای کلمات کلیدی مرتبط مانند "کیس کامپیوتر" و "تولیدکننده کیس کامپیوتر"، می‌توانند میزان دیده شدن خود را در صفحات نتایج موتور جستجو بهبود بخشیده و ترافیک ارگانیک جذب کنند. علاوه بر این، تبلیغات پرداخت به ازای هر کلیک (PPC) می‌تواند برای هدف قرار دادن کلمات کلیدی خاص و هدایت ترافیک هدفمند به وب‌سایت تولیدکننده استفاده شود. بازاریابی ایمیلی همچنین ابزاری قدرتمند برای تبلیغ کیس‌های کامپیوتر شخصی است. با ایجاد یک لیست ایمیل از مشتریان علاقه‌مند و ارسال کمپین‌های هدفمند، تولیدکنندگان می‌توانند مخاطبان خود را درگیر نگه دارند و از عرضه محصولات جدید، تبلیغات و به‌روزرسانی‌های صنعت مطلع کنند. کمپین‌های ایمیلی شخصی‌سازی‌شده می‌توانند به ایجاد وفاداری مشتری و افزایش فروش مجدد کمک کنند. علاوه بر این کانال‌های بازاریابی دیجیتال، بازاریابی محتوا نقش مهمی در تبلیغ کیس‌های کامپیوتر شخصی ایفا می‌کند. تولیدکنندگان با ایجاد پست‌های وبلاگی باکیفیت، ویدیوها و سایر انواع محتوا که ویژگی‌ها و مزایای محصولاتشان را به نمایش می‌گذارند، می‌توانند مصرف‌کنندگان را آموزش دهند و خود را به عنوان رهبران صنعت معرفی کنند. این امر می‌تواند به ایجاد اعتماد در مشتریان بالقوه و افزایش فروش در درازمدت کمک کند. در مجموع، نقش بازاریابی دیجیتال در تبلیغ کیس‌های کامپیوتر شخصی را نمی‌توان نادیده گرفت. با استفاده مؤثر از رسانه‌های اجتماعی، سئو، بازاریابی ایمیلی و بازاریابی محتوا، تولیدکنندگان و تأمین‌کنندگان می‌توانند به مخاطبان بیشتری دسترسی پیدا کنند، فروش را افزایش دهند و حضور برند قوی در بازار رقابتی کیس کامپیوتر شخصی ایجاد کنند. با پیشرفت روزافزون فناوری، برای شرکت‌های فعال در این صنعت بسیار مهم است که از رقبا جلوتر باشند و استراتژی‌های بازاریابی دیجیتال را برای موفقیت در دنیای دیجیتال امروز بپذیرند. - بهره‌گیری از کانال‌های بازاریابی سنتی برای تولیدکنندگان کیس کامپیوتر در دنیای رقابتی تولید کیس کامپیوتر، شرکت‌ها دائماً به دنبال کانال‌های بازاریابی جدید و مؤثر برای تبلیغ محصولات خود و دستیابی به مخاطبان گسترده‌تر هستند. در حالی که استراتژی‌های بازاریابی دیجیتال در سال‌های اخیر محبوبیت زیادی پیدا کرده‌اند، کانال‌های بازاریابی سنتی هنوز هم برای تولیدکنندگان کیس کامپیوتر ارزش قابل توجهی دارند. یکی از مؤثرترین کانال‌های بازاریابی سنتی برای تولیدکنندگان کیس کامپیوتر، نمایشگاه‌های تجاری و رویدادهای صنعتی است. این رویدادها بستری را برای شرکت‌ها فراهم می‌کنن
ادامه مطلب
10 منبع تغذیه برتر کامپیوتر که توسط کارشناسان توصیه
می‌شوند
آیا به دنبال منبع تغذیه‌ای ایده‌آل برای کامپیوتر خود هستید؟ دیگر لازم نیست دنبال منبع تغذیه بگردید! در این مقاله، فهرستی از 10 منبع تغذیه برتر کامپیوتر که توسط متخصصان توصیه شده‌اند را گردآوری کرده‌ایم. چه مبتدی باشید و چه حرفه‌ای، پیدا کردن منبع تغذیه مناسب برای عملکرد بهینه و پایداری سیستم شما بسیار مهم است. برای آشنایی با انتخاب‌های برتر ما و دلیل توصیه شدید آنها توسط متخصصان صنعت، ادامه مطلب را بخوانید. - مقدمه‌ای بر منابع تغذیه کامپیوتر یک منبع تغذیه قابل اعتماد و کارآمد برای هر کامپیوتری ضروری است، زیرا برق لازم را برای عملکرد روان همه اجزا فراهم می‌کند. در این مقاله، شما را با دنیای منابع تغذیه کامپیوتر آشنا می‌کنیم و 10 منبع تغذیه برتر توصیه شده توسط متخصصان این حوزه را بررسی می‌کنیم. منبع تغذیه کامپیوتر اجزای حیاتی هستند که برق AC را از پریز برق به برق DC تبدیل می‌کنند که اجزای کامپیوتر شما می‌توانند از آن استفاده کنند. آنها در اندازه‌ها، وات‌ها و رتبه‌بندی‌های مختلف کارایی عرضه می‌شوند، بنابراین انتخاب منبع تغذیه مناسب برای سیستم شما، کلید تضمین عملکرد بهینه است. هنگام انتخاب منبع تغذیه برای رایانه شخصی خود، در نظر گرفتن عواملی مانند وات، راندمان، طراحی ماژولار در مقابل غیر ماژولار و کیفیت کلی ساخت مهم است. برای سیستم‌هایی با پردازنده‌های گرافیکی و پردازنده‌های سطح بالا، یک منبع تغذیه با وات بالاتر توصیه می‌شود، در حالی که یک واحد کارآمد به کاهش مصرف انرژی و تولید گرما کمک می‌کند. منبع تغذیه‌های ماژولار به شما این امکان را می‌دهند که فقط از کابل‌های مورد نیاز خود استفاده کنید و در نتیجه، سیستمی تمیزتر و منظم‌تر خواهید داشت. از طرف دیگر، واحدهای غیر ماژولار با تمام کابل‌های متصل عرضه می‌شوند که می‌تواند در مدیریت کابل کمی دردسرساز باشد. با این حال، آنها معمولاً از همتایان ماژولار خود مقرون به صرفه‌تر هستند. از نظر کیفیت ساخت، انتخاب منبع تغذیه از یک تولیدکننده معتبر بسیار مهم است. یک تأمین‌کننده منبع تغذیه قابل اعتماد، واحدهایی با قطعات باکیفیت و بادوام ارائه می‌دهد. تولیدکنندگان منبع تغذیه مانند Corsair، EVGA و Seasonic به خاطر منبع تغذیه‌های درجه یک خود که مورد اعتماد علاقه‌مندان و متخصصان هستند، شناخته شده‌اند. حالا، بیایید به سراغ 10 منبع تغذیه برتر کامپیوتر که توسط متخصصان توصیه شده‌اند، برویم: ۱. Corsair RM850x: این منبع تغذیه ماژولار ۸۵۰ واتی، راندمان و قابلیت اطمینان بسیار خوبی را ارائه می‌دهد و آن را به انتخابی عالی برای سیستم‌های با کارایی بالا تبدیل می‌کند. ۲. EVGA SuperNOVA 750 G5: با ۷۵۰ وات قدرت و رتبه‌بندی بهره‌وری ۸۰ پلاس گلد، این واحد برای گیمرها و علاقه‌مندان به بازی ایده‌آل است. ۳. Seasonic Focus GX-650: این منبع تغذیه ۶۵۰ واتی دارای طراحی کاملاً ماژولار و ۱۰ سال گارانتی است که آسودگی خاطر را برای استفاده طولانی مدت تضمین می‌کند. ۴. Thermaltake Toughpower Grand RGB 750W: این منبع تغذیه با نورپردازی RGB و گواهینامه 80 Plus Gold، هم زیبایی و هم عملکرد را ارائه می‌دهد. ۵. بی‌صدا باشید! Straight Power 11 550W: این منبع تغذیه ۵۵۰ واتی که به خاطر عملکرد بی‌صدا و کیفیت ساخت بالایش شناخته شده است، انتخابی عالی برای کسانی است که به دنبال یک منبع تغذیه قابل اعتماد و بی‌صدا هستند. ۶. کولر مستر MWE Gold 750: این منبع تغذیه ۷۵۰ واتی، عملکرد و راندمان قابل اعتمادی را با قیمتی مقرون به صرفه ارائه می‌دهد. ۷. ایسوس ROG Thor 850: این منبع تغذیه ۸۵۰ واتی که به‌طور خاص برای تجهیزات بازی طراحی شده است، دارای صفحه نمایش OLED و نورپردازی RGB قابل تنظیم Aura Sync است. ۸. Antec Earthwatts Gold Pro 650W: این دستگاه ۶۵۰ واتی با گواهینامه ۸۰ Plus Gold و ۷ سال گارانتی، ارزش و قابلیت اطمینان بالایی را ارائه می‌دهد. ۹. SilverStone Strider Platinum 750W: این منبع تغذیه ۷۵۰ واتی دارای رتبه بهره‌وری ۸۰ Plus Platinum و ابعاد جمع‌وجور است که برای سیستم‌های کوچک ایده‌آل است. ۱۰. XPG Core Reactor 650: این منبع تغذیه ۶۵۰ واتی با طراحی منحصر به فرد فیبر کربنی و راندمان ۸۰ پلاس گلد، هم زیبایی و هم عملکرد عالی را ارائه می‌دهد. در پایان، انتخاب منبع تغذیه مناسب برای کامپیوتر شخصی برای داشتن یک سیستم پایدار و قابل اعتماد ضروری است. با در نظر گرفتن عواملی مانند وات، راندمان، طراحی ماژولار و کیفیت ساخت، می‌توانید اطمینان حاصل کنید که کامپیوتر شما توسط یک واحد رده بالا که نیازهای شما را برآورده می‌کند، تغذیه می‌شود. برای بهترین عملکرد و قابلیت اطمینان، حتماً منبع تغذیه را از تولیدکنندگان معتبری مانند Corsair، EVGA و Seasonic انتخاب کنید. - عواملی که باید هنگام انتخاب منبع تغذیه در نظر بگیرید وقتی صحبت از ساخت یا ارتقاء یک کامپیوتر شخصی می‌شود، یکی از مهم‌ترین اجزایی که باید در نظر گرفته شود، منبع تغذیه است. یک منبع تغذیه قابل اعتماد برای اطمینان از تأمین برق پایدار و مداوم به تمام اجزای کامپیوتر شما ضروری است و در نهایت بر عملکرد کلی و طول عمر سیستم شما تأثیر می‌گذارد. با وجود گزینه‌های فراوان موجود در بازار، انتخاب منبع تغذیه مناسب برای نیازهای شما می‌تواند بسیار دشوار باشد. در این مقاله، عوامل کلیدی که باید هنگام انتخاب منبع تغذیه در نظر بگیرید را مورد بحث قرار می‌دهیم و 10 منبع تغذیه برتر کامپیوتر را که توسط متخصصان توصیه می‌شود، توصیه می‌کنیم. ۱. وات: اولین و مهمترین عاملی که هنگام انتخاب منبع تغذیه باید در نظر بگیرید، وات است. میزان وات یک منبع تغذیه نشان می‌دهد که چه مقدار توان می‌تواند به قطعات شما تحویل دهد. انتخاب منبع تغذیه‌ای با وات کافی بسیار مهم است تا اطمینان حاصل شود که تمام اجزای شما بدون اضافه بار منبع تغذیه، توان کافی دریافت می‌کنند. ۲. راندمان: راندمان منبع تغذیه یکی دیگر از عوامل مهم است که باید در نظر گرفته شود. یک منبع تغذیه با راندمان بالاتر، انرژی کمتری را هدر می‌دهد و گرمای کمتری تولید می‌کند، در نتیجه هزینه‌های برق کمتری خواهید داشت و طول عمر قطعات شما بیشتر می‌شود. برای راندمان بهینه، به دنبال منبع تغذیه‌هایی باشید که دارای رتبه ۸۰ پلاس برنز یا بالاتر باشند. ۳. ماژولار در مقابل غیر ماژولار: منابع تغذیه در طرح‌های ماژولار و غیر ماژولار عرضه می‌شوند. منابع تغذیه ماژولار به شما این امکان را می‌دهند که فقط کابل‌های مورد نیاز خود را متصل کنید، که باعث کاهش شلوغی کابل‌ها و بهبود جریان هوا در کیس کامپیوتر شما می‌شود. از سوی دیگر، منابع تغذیه غیر ماژولار با مجموعه‌ای ثابت از کابل‌ها ارائه می‌شوند. طرحی را انتخاب کنید که به بهترین وجه با نیازها و بودجه شما مطابقت داشته باشد. ۴. کیفیت و قابلیت اطمینان: برای اطمینان از کیفیت و قابلیت اطمینان، انتخاب منبع تغذیه از یک تولیدکننده معتبر ضروری است. یک منبع تغذیه با کیفیت بالا، کیفیت ساخت بهتری دارد، از قطعات قابل اعتمادی استفاده می‌کند و ویژگی‌های حفاظتی بهتری را برای محافظت از قطعات شما در برابر نوسانات و نوسانات برق ارائه می‌دهد. ۵. اندازه و فرم فاکتور: منابع تغذیه در اندازه‌ها و فرم فاکتورهای مختلفی برای تناسب با کیس‌های مختلف کامپیوتر عرضه می‌شوند. مطمئن شوید که منبع تغذیه‌ای را انتخاب می‌کنید که با کیس و مادربرد کامپیوتر شما سازگار باشد. ابعاد و فرم فاکتور منبع تغذیه را بررسی کنید تا از تناسب مناسب آن اطمینان حاصل کنید. ۶. کانکتورها و سازگاری: تعداد و نوع کانکتورهای ارائه شده توسط منبع تغذیه را در نظر بگیرید. مطمئن شوید که کانکتورهای لازم برای تغذیه تمام اجزای شما، از جمله مادربرد، CPU، GPU و دستگاه‌های ذخیره‌سازی را دارد. برای جلوگیری از هرگونه مشکل اتصال، سازگاری با اجزای خود را بررسی کنید. ۷. سطح نویز: سطح نویز یک منبع تغذیه می‌تواند به طور قابل توجهی بر سطح نویز کلی کامپیوتر شما تأثیر بگذارد. به دنبال منبع تغذیه‌هایی با فن‌های بی‌صدا و طراحی‌های خنک‌کننده کارآمد باشید تا سطح نویز را کاهش داده و در عین حال عملکرد خنک‌کننده بهینه را حفظ کنید. ۸. گارانتی و پشتیبانی: در نهایت، گارانتی و پشتیبانی ارائه شده توسط سازنده منبع تغذیه را در نظر بگیرید. مدت زمان گارانتی طولانی‌تر نشان دهنده اطمینان سازنده به کیفیت و قابلیت اطمینان محصول خود است. برای آرامش خاطر، منبع تغذیه‌ای با گارانتی مناسب و پشتیبانی قابل اعتماد مشتری انتخاب کنید. بر اساس عواملی که در بالا ذکر شد، فهرستی از 10 منبع تغذیه برتر کامپیوتر که توسط متخصصان توصیه شده‌اند را گردآوری کرده‌ایم: ۱. کورسیر RM750x ۲. EVGA SuperNOVA 750 G5 ۳. فوکوس فصلی GX-650 ۴. ترمالتیک Toughpower Grand RGB 850W ۵. کولر مستر MWE Gold 750 V2 ۶. ساکت باش! قدرت مستقیم ۱۱، ۸۵۰ وات7. NZXT C750 ۸. سیلورستون استرایدر پلاتینیوم ۱۰۰۰ وات ۹. آنتک ارث‌واتز گلد پرو ۷۵۰ وات ۱۰. ایسوس ROG Thor 850W این منابع تغذیه بر اساس وات بالا، راندمان، کیفیت، قابلیت اطمینان و سازگاری با طیف وسیعی از قطعات کامپیوتر انتخاب شده‌اند. هر یک از این منابع تغذیه را انتخاب کنید تا از یک منبع تغذیه پایدار و کارآمد برای کامپیوتر خود اطمینان حاصل کنید. به یاد داشته باشید که هنگام انتخاب منبع تغذیه برای برآوردن نیازها و الزامات خاص خود، عوامل ذکر شده در بالا را در نظر بگیرید. - ویژگی‌های برتر منابع تغذیه قابل اعتماد وقتی صحبت از ساخت یا ارتقاء کامپیوتر شخصی می‌شود، یکی از مهم‌ترین اجزایی که باید در نظر گرفته شود، واحد منبع تغذیه (PSU) است. یک منبع تغذیه قابل اعتماد برای تأمین انرژی سایر اجزای کامپیوتر شما و تضمین عملکرد و طول عمر بهینه ضروری است. در این مقاله، ویژگی‌های برتر منابع تغذیه قابل اعتماد را بررسی خواهیم کرد و 10 منبع تغذیه برتر کامپیوتر را که توسط متخصصان این حوزه پیشنهاد شده است، توصیه خواهیم کرد. ۱. وات و کارایی: یکی از اولین مواردی که هنگام انتخاب منبع تغذیه باید در نظر بگیرید، میزان وات آن است. وات یک منبع تغذیه تعیین می‌کند که چه مقدار توان می‌تواند به اجزای کامپیوتر شما تحویل دهد. انتخاب منبع تغذیه‌ای با وات کافی برای پشتیبانی از تمام اجزای شما بسیار مهم است. علاوه بر وات، باید میزان راندمان منبع تغذیه را نیز در نظر بگیرید. میزان راندمان بالاتر به این معنی است که منبع تغذیه انرژی کمتری هدر می‌دهد و کارآمدتر عمل می‌کند. ۲. طراحی ماژولار: منبع تغذیه‌های ماژولار به دلیل انعطاف‌پذیری و سهولت استفاده، به طور فزاینده‌ای در بین سازندگان کامپیوتر محبوب می‌شوند. یک منبع تغذیه ماژولار به شما این امکان را می‌دهد که فقط کابل‌های مورد نیاز خود را وصل کنید، که باعث کاهش شلوغی و بهبود جریان هوا در داخل کیس کامپیوتر شما می‌شود. این می‌تواند به بهبود زیبایی کلی سیستم شما کمک کند و مدیریت کابل‌ها را بسیار آسان‌تر کند. ۳. کیفیت ساخت و قابلیت اطمینان: یک منبع تغذیه قابل اعتماد باید طوری ساخته شود که دوام داشته باشد و بتواند نیازهای یک کامپیوتر با کارایی بالا را برآورده کند. به دنبال منبع تغذیه از تولیدکنندگان معتبری باشید که به خاطر قطعات با کیفیت بالا و عملکرد قابل اعتمادشان شناخته شده باشند. یک منبع تغذیه خوش ساخت می‌تواند به محافظت از قطعات کامپیوتر شما در برابر نوسانات برق و سایر مشکلات الکتریکی کمک کند و عملکرد روان و قابل اعتماد سیستم شما را تضمین کند. ۴. محافظت در برابر اضافه جریان و اضافه ولتاژ: منابع تغذیه با ویژگی‌های محافظت در برابر جریان و ولتاژ بیش از حد می‌توانند به محافظت از اجزای کامپیوتر شما در برابر آسیب در صورت افزایش ناگهانی برق یا سایر مشکلات الکتریکی کمک کنند. این ویژگی‌های محافظتی می‌توانند به جلوگیری از آسیب دیدن اجزای شما در اثر ولتاژ یا جریان بیش از حد کمک کنند و عمر کامپیوتر شما را طولانی‌تر کرده و قابلیت اطمینان آن را تضمین کنند. ۵. عملکرد بی
ادامه مطلب
آیا لازم است منبع تغذیه کامپیوتر خود را مرتباً ارتقا دهید؟
آیا کامپیوتر شما کندتر از حد معمول کار می‌کند؟ آیا خاموش شدن‌های تصادفی یا هنگ کردن را تجربه می‌کنید؟ ممکن است زمان آن رسیده باشد که منبع تغذیه کامپیوتر خود را ارتقا دهید. در این مقاله، اهمیت ارتقای منظم منبع تغذیه و چگونگی بهبود عملکرد و طول عمر کامپیوتر شما را بررسی می‌کنیم. در مورد نشانه‌هایی که نشان می‌دهد زمان خرید منبع تغذیه جدید فرا رسیده است و مزایای انجام این ارتقا، اطلاعات بیشتری کسب کنید. اهمیت ارتقاء منبع تغذیه با پیشرفت سریع فناوری، بسیاری از کاربران کامپیوتر این سوال را دارند که آیا باید منبع تغذیه کامپیوتر خود را مرتباً ارتقا دهند یا خیر. در این مقاله، به اهمیت ارتقای منبع تغذیه و اینکه چرا باید برای همه کاربران کامپیوتر در اولویت باشد، خواهیم پرداخت. منبع تغذیه کامپیوتر جزء ضروری هر سیستم کامپیوتری است، زیرا آنها مسئول تبدیل برق AC از پریز برق به برق DC هستند که می‌تواند توسط اجزای کامپیوتر استفاده شود. بدون یک منبع تغذیه قابل اعتماد، یک سیستم کامپیوتری قادر به عملکرد صحیح نخواهد بود و منجر به خرابی سیستم، مشکلات سخت‌افزاری و حتی آسیب احتمالی به قطعات می‌شود. یکی از دلایل اصلی اهمیت ارتقاء منظم منبع تغذیه کامپیوتر شخصی، اطمینان از این است که بتواند نیازهای روزافزون قطعات کامپیوتر مدرن را برآورده کند. با پیشرفت فناوری، قطعاتی مانند پردازنده‌ها، کارت‌های گرافیک و دستگاه‌های ذخیره‌سازی قدرتمندتر و پرمصرف‌تر می‌شوند و برای عملکرد مؤثر به منبع تغذیه با وات بالاتر نیاز دارند. با ارتقاء منبع تغذیه خود به یک مدل با وات بالاتر، می‌توانید اطمینان حاصل کنید که سیستم کامپیوتری شما از توان کافی برای پشتیبانی از این اجزای پیشرفته برخوردار است و از خرابی سیستم و مشکلات سخت‌افزاری که ممکن است هنگام بارگذاری بیش از حد منبع تغذیه رخ دهد، جلوگیری می‌کند. علاوه بر این، یک منبع تغذیه با وات بالاتر می‌تواند برق پایدارتر و قابل اعتمادتری را به اجزای شما ارائه دهد که می‌تواند عملکرد کلی سیستم و طول عمر آن را بهبود بخشد. دلیل دیگر برای ارتقاء منظم منبع تغذیه، بهره‌گیری از آخرین پیشرفت‌های تکنولوژیکی در طراحی منبع تغذیه است. فناوری منبع تغذیه دائماً در حال تکامل است و ویژگی‌ها و پیشرفت‌های جدیدی برای افزایش کارایی، قابلیت اطمینان و عملکرد معرفی می‌شوند. با ارتقاء به یک مدل جدیدتر منبع تغذیه از یک تأمین‌کننده یا تولیدکننده معتبر منبع تغذیه، می‌توانید از ویژگی‌هایی مانند راندمان بالاتر، طراحی کابل ماژولار، اصلاح ضریب توان فعال و تنظیم ولتاژ بهتر بهره‌مند شوید. این ویژگی‌ها می‌توانند به کاهش مصرف انرژی، بهبود پایداری سیستم و افزایش طول عمر قطعات کامپیوتر شما کمک کنند. علاوه بر ارتقاء منبع تغذیه خود به دلایل عملکرد و بهره‌وری، در نظر گرفتن پیامدهای ایمنی استفاده از منبع تغذیه قدیمی یا منسوخ نیز مهم است. منابع تغذیه قدیمی ممکن است مطابق با آخرین استانداردها یا مقررات ایمنی نباشند و خطر مشکلات الکتریکی، اتصال کوتاه و حتی آتش‌سوزی را افزایش دهند. با ارتقا به یک منبع تغذیه جدیدتر که مطابق با استانداردهای ایمنی فعلی باشد، می‌توانید مطمئن شوید که سیستم کامپیوتری شما در برابر این خطرات احتمالی محافظت می‌شود. به دنبال منبع تغذیه‌هایی باشید که توسط سازمان‌های معتبری مانند آزمایشگاه‌های Underwriters (UL) یا کمیسیون بین‌المللی الکتروتکنیک (IEC) تأیید شده‌اند تا اطمینان حاصل شود که الزامات ایمنی لازم را برآورده می‌کنند. در پایان، ارتقاء منظم منبع تغذیه کامپیوتر شما برای اطمینان از عملکرد، کارایی و ایمنی مناسب سیستم کامپیوتری شما ضروری است. با سرمایه‌گذاری روی یک منبع تغذیه با کیفیت بالا از یک تأمین‌کننده یا تولیدکننده معتبر منبع تغذیه، می‌توانید از بهبود عملکرد، کارایی و ایمنی بهره‌مند شوید، ضمن اینکه سیستم خود را در برابر افزایش تقاضای برق قطعات کامپیوتر مدرن در آینده مقاوم خواهید کرد. ارتقاء منبع تغذیه را در اولویت سیستم کامپیوتری خود قرار دهید تا از یک تجربه محاسباتی قابل اعتماد و کارآمد لذت ببرید. نشانه‌هایی که نشان می‌دهد منبع تغذیه کامپیوتر شما نیاز به ارتقا دارد منبع تغذیه کامپیوتر اجزای ضروری هر سیستم کامپیوتری هستند و انرژی الکتریکی لازم را برای عملکرد صحیح سایر اجزا فراهم می‌کنند. با این حال، درست مانند هر قطعه کامپیوتر دیگر، منبع تغذیه نیز می‌تواند به مرور زمان فرسوده شود و ممکن است نیاز به ارتقاء یا تعویض داشته باشد. در این مقاله، برخی از نشانه‌هایی را که نشان می‌دهد منبع تغذیه کامپیوتر شما نیاز به ارتقاء دارد، مورد بحث قرار خواهیم داد. یکی از واضح‌ترین نشانه‌های نیاز به ارتقاء منبع تغذیه کامپیوتر شما، خرابی یا راه‌اندازی مجدد مکرر سیستم است. این می‌تواند نتیجه عدم توانایی منبع تغذیه در تأمین برق کافی برای همه اجزا باشد که باعث خرابی یا خاموش شدن غیرمنتظره آنها می‌شود. اگر متوجه شدید که دائماً سیستم خود را مجدداً راه‌اندازی می‌کنید یا در حین استفاده عادی دچار خرابی می‌شوید، ممکن است زمان آن رسیده باشد که ارتقاء منبع تغذیه خود را در نظر بگیرید. یکی دیگر از نشانه‌های نیاز به ارتقاء منبع تغذیه کامپیوتر شما، بی‌ثباتی یا رفتار نامنظم کامپیوترتان است. این می‌تواند به صورت هنگ کردن‌های تصادفی، خاموش شدن‌های غیرمنتظره یا نمایش پیام‌های خطای عجیب روی صفحه نمایش شما ظاهر شود. این مشکلات می‌تواند ناشی از یک منبع تغذیه معیوب باشد که قادر به ارائه خروجی برق پایدار و مداوم به بقیه سیستم نیست. ارتقاء به یک منبع تغذیه با کیفیت بالاتر از یک منبع تغذیه معتبر می‌تواند به کاهش این مشکلات و بهبود پایداری کلی کامپیوتر شما کمک کند. اگر متوجه صداهای عجیب و غریب از رایانه شخصی خود شدید، مانند وزوز، ناله یا صداهای کلیک، می‌تواند نشانه خرابی منبع تغذیه شما باشد. این صداها می‌توانند ناشی از اجزای معیوب یا قدیمی در منبع تغذیه باشند که می‌تواند منجر به مشکلات مختلفی مانند نوسانات ولتاژ یا اتصال کوتاه الکتریکی شود. اگر هرگونه صدای غیرمعمولی از منبع تغذیه خود می‌شنوید، مهم است که فوراً به این مشکل رسیدگی کنید و ارتقاء به یک منبع تغذیه جدید از یک سازنده منبع تغذیه قابل اعتماد را در نظر بگیرید. یکی دیگر از نشانه‌های نیاز به ارتقاء منبع تغذیه کامپیوتر شما این است که اگر قطعات جدیدی به سیستم خود اضافه می‌کنید که به برق بیشتری نسبت به توان فعلی منبع تغذیه شما نیاز دارند. این می‌تواند شامل ارتقاء کارت گرافیک، اضافه کردن رم بیشتر یا نصب درایوهای ذخیره‌سازی اضافی باشد. اگر با قطعات جدید خود با مشکلات عملکرد یا سازگاری مواجه هستید، ممکن است به این دلیل باشد که منبع تغذیه شما قادر به تأمین تقاضای برق بیشتر نیست. ارتقاء به یک منبع تغذیه با وات بالاتر از یک تأمین‌کننده معتبر منبع تغذیه می‌تواند به شما اطمینان دهد که سیستم شما قادر به تأمین برق مؤثر همه قطعات شما است. در پایان، چندین نشانه وجود دارد که نشان می‌دهد منبع تغذیه کامپیوتر شما نیاز به ارتقاء دارد. اگر مرتباً دچار خرابی یا بی‌ثباتی می‌شوید، صداهای عجیب و غریب از کامپیوتر خود می‌شنوید یا قطعات جدیدی اضافه می‌کنید که به برق بیشتری نیاز دارند، ممکن است زمان آن رسیده باشد که ارتقاء منبع تغذیه خود را در نظر بگیرید. سرمایه‌گذاری روی یک منبع تغذیه با کیفیت بالا از یک تولیدکننده منبع تغذیه قابل اعتماد می‌تواند به بهبود عملکرد و طول عمر سیستم کامپیوتری شما کمک کند. به یاد داشته باشید، یک منبع تغذیه قابل اعتماد برای اطمینان از عملکرد صحیح همه اجزای کامپیوتر شما ضروری است. مزایای ارتقاء منظم منبع تغذیه کامپیوتر شما در دنیای پرسرعت فناوری امروز، به‌روز ماندن با آخرین پیشرفت‌ها و ارتقاءها در سیستم رایانه شخصی شما بسیار مهم است. یکی از مهم‌ترین اجزای رایانه شخصی که اغلب نادیده گرفته می‌شود، واحد منبع تغذیه (PSU) است. ارتقاء منظم منبع تغذیه رایانه شخصی شما می‌تواند مزایای زیادی را به همراه داشته باشد که می‌تواند عملکرد کلی و طول عمر سیستم شما را بهبود بخشد. یکی از مزایای کلیدی ارتقاء منبع تغذیه کامپیوتر شما، افزایش راندمان است. با تکامل فناوری، واحدهای منبع تغذیه جدیدتر به گونه‌ای طراحی می‌شوند که راندمان بیشتری داشته باشند و در نتیجه اتلاف انرژی کمتر و هزینه‌های برق پایین‌تری داشته باشند. یک PSU کارآمدتر همچنین می‌تواند خروجی برق پایدارتری را برای سیستم شما فراهم کند و خطر نوسانات ولتاژ و آسیب احتمالی به قطعات شما را کاهش دهد. یکی دیگر از مزایای ارتقاء منبع تغذیه کامپیوتر شما، بهبود عملکرد است. یک منبع تغذیه با وات بالاتر می‌تواند قدرت بیشتری را برای سیستم شما فراهم کند و امکان عملکرد روان‌تر و بهتر را در کارهای سنگین مانند بازی یا ویرایش ویدیو فراهم کند. علاوه بر این، یک منبع تغذیه قدرتمندتر می‌تواند از ارتقاء کارت گرافیک یا سایر قطعات شما پشتیبانی کند و امکان توسعه و انعطاف‌پذیری در آینده را در سیستم شما فراهم کند. علاوه بر بهبود کارایی و عملکرد، ارتقاء منبع تغذیه کامپیوتر شما می‌تواند قابلیت اطمینان کلی سیستم شما را نیز افزایش دهد. منابع تغذیه قدیمی‌تر می‌توانند به مرور زمان دچار افت کیفیت شوند و منجر به مشکلات احتمالی مانند گرمای بیش از حد، نوسانات برق یا خرابی سیستم شوند. با ارتقاء به یک منبع تغذیه جدیدتر و قابل اعتمادتر از یک سازنده معتبر منبع تغذیه، می‌توانید اطمینان حاصل کنید که سیستم شما برای سال‌های آینده پایدار و قابل اعتماد باقی می‌ماند. علاوه بر این، یک منبع تغذیه با کیفیت بالاتر می‌تواند محافظت بهتری برای قطعات شما فراهم کند. بسیاری از PSU های مدرن دارای ویژگی‌های ایمنی داخلی مانند محافظت در برابر ولتاژ بیش از حد، محافظت در برابر اتصال کوتاه و محافظت در برابر توان بیش از حد هستند که می‌توانند سیستم شما را از آسیب‌های احتمالی ناشی از مشکلات الکتریکی محافظت کنند. سرمایه‌گذاری روی یک PSU با کیفیت بالا از یک منبع تغذیه قابل اعتماد می‌تواند به شما آرامش خاطر دهد که از قطعات شما محافظت می‌شود. در مجموع، ارتقاء منظم منبع تغذیه کامپیوتر شما یک سرمایه‌گذاری عاقلانه است که می‌تواند مزایای زیادی برای سیستم شما به همراه داشته باشد. از بهبود کارایی و عملکرد گرفته تا افزایش قابلیت اطمینان و محافظت از قطعات شما، ارتقاء منبع تغذیه می‌تواند به شما کمک کند تا بیشترین بهره را از سیستم کامپیوتر خود ببرید. با انتخاب یک منبع تغذیه با کیفیت بالا از یک تولیدکننده معتبر منبع تغذیه، می‌توانید اطمینان حاصل کنید که سیستم شما برای سال‌های آینده کارآمد، قدرتمند و قابل اعتماد باقی می‌ماند. عواملی که باید قبل از ارتقاء منبع تغذیه خود در نظر بگیرید وقتی صحبت از ارتقاء منبع تغذیه کامپیوتر شما می‌شود، قبل از تصمیم‌گیری برای انجام این کار، عوامل مختلفی باید در نظر گرفته شوند. از ظرفیت منبع تغذیه گرفته تا کیفیت قطعات، مهم است که قبل از تصمیم‌گیری نهایی، همه گزینه‌ها را بسنجید. یکی از اولین عواملی که باید قبل از ارتقاء منبع تغذیه خود در نظر بگیرید، ظرفیت کلی مورد نیاز کامپیوتر شما است. اکثر منابع تغذیه بر اساس وات رتبه بندی می‌شوند و واحدهای با وات بالاتر قادر به تأمین برق بیشتر برای سیستم شما هستند. تعیین میزان برق مورد نیاز اجزای کامپیوتر شما، از جمله پردازنده، کارت گرافیک و سایر لوازم جانبی اضافی، بسیار مهم است. این به شما کمک می‌کند تا وات مناسب برای ارتقاء منبع تغذیه خود را تعیین کنید. یکی دیگر از عوامل مهم که باید در نظر گرفته شود، راندمان منبع تغذیه است. منابع تغذیه بر اساس راندمانشان رتبه‌بندی می‌شوند، که معیاری برای اندازه‌گیری میزان انرژی هدر رفته به صورت گرما در طول فرآیند تبدیل برق است. منابع تغذیه با راندمان بالاتر نه تنها در هزینه‌های انرژی شما صرفه‌جویی می‌کنند، بلکه با ارائه برق پایدار و پاک، به افزایش عمر قطعات شما نیز کمک می‌ک
ادامه مطلب
ممکنه خوشت بیاد محصولات کیبورد و ماوس لوازم جانبی
لومیا BK01 سفید
منبع تغذیه کامپیوتر رومیزی
ESGAMING مدل ESB650W با
منبع تغذیه کامپیوتر رومیزی
ESGAMING 550W با کیفیت بالا
اج‌فلو سفید لومیا BK01 مشکی
با ما تماس بگیرید
ما از طرح های سفارشی و ایده ها استقبال می کنیم و قادر به تهیه نیازهای خاص می شود. برای اطلاعات بیشتر، لطفا از وب سایت بازدید کنید یا به طور مستقیم با سوالات و سوالات تماس بگیرید.